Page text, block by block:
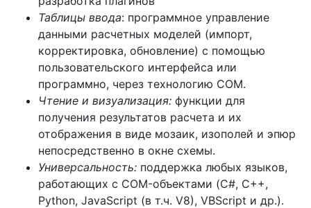
Таблицы ввода: программное управление
данными расчетных моделей (импорт,
корректировка, обновление) с помощью
пользовательского интерфейса или
программно, через технологию COM.
Чтение и визуализация: функции для
получения результатов расчета и их
отображения в виде мозаик, изополей и эпюр
непосредственно в окне схемы.
Универсальность: поддержка любых языков,
работающих с COM-объектами (C#, C++,
Python, JavaScript (в т.ч. V8), VBScript и др.).